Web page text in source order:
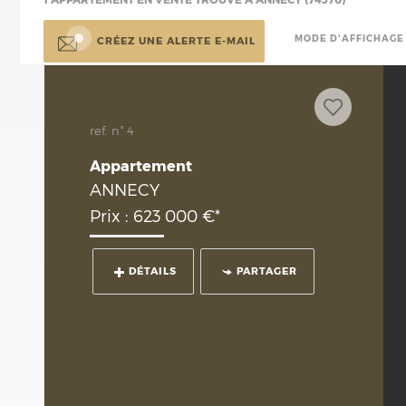
CRÉEZ UNE ALERTE E-MAIL MODE D'AFFICHAGE
ref. n° 4
Appartement
ANNECY
Prix : 623 000 €*
DÉTAILS PARTAGER